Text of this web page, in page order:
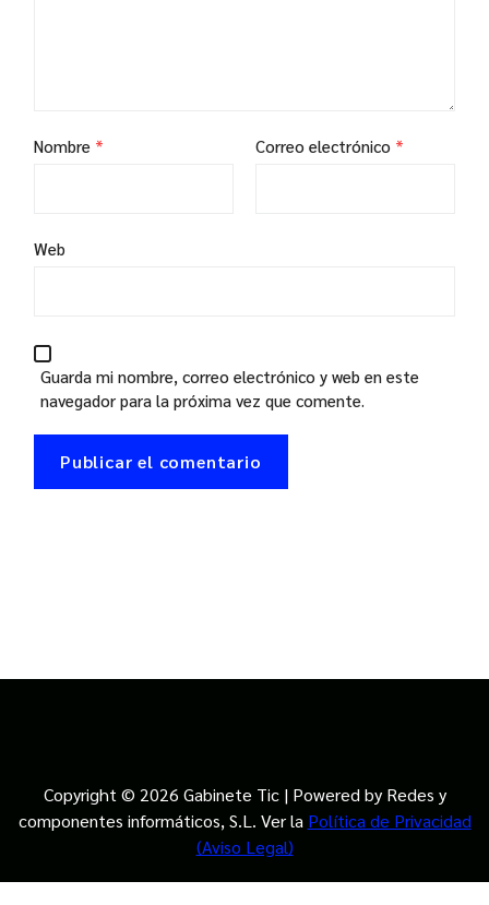
Nombre * Correo electrónico *
Web
Guarda mi nombre, correo electrónico y web en este
navegador para la próxima vez que comente.
Copyright © 2026 Gabinete Tic | Powered by Redes y
componentes informáticos, S.L. Ver la Política de Privacidad
(Aviso Legal)